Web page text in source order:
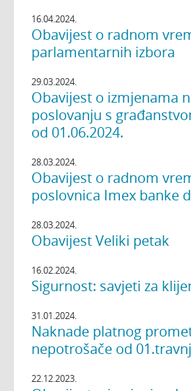
16.04.2024.
Obavijest o radnom
parlamentarnih izbora
29.03.2024.
Obavijest o izmjenama
poslovanju s
od 01.06.2024.
28.03.2024.
Obavijest o radnom
poslovnica Imex banke
28.03.2024.
Obavijest Veliki petak
16.02.2024.
Sigurnost: savjeti za
31.01.2024.
Naknade platnog
nepotrošače od
22.12.2023.